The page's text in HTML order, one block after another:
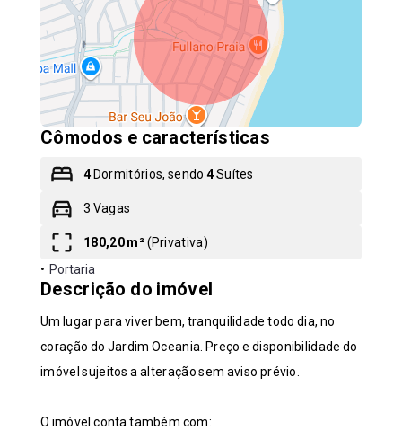
Cômodos e características
4 Dormitórios, sendo4Suítes
3 Vagas
180,20 m²(Privativa)
• Portaria
Descrição do imóvel
Um lugar para viver bem, tranquilidade todo dia, no
coração do Jardim Oceania. Preço e disponibilidade do
imóvel sujeitos a alteração sem aviso prévio.
O imóvel conta também com: